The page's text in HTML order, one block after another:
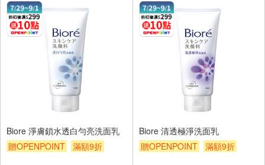
Biore 淨膚鎖水透白勻亮洗面乳
贈OPENPOINT
滿額9折
Biore 清透極淨洗面乳
贈OPENPOINT
滿額9折